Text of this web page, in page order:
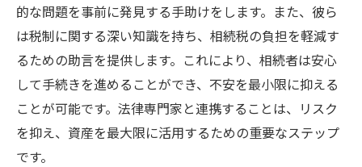
的な問題を事前に発見する手助けをします。また、彼ら
は税制に関する深い知識を持ち、相続税の負担を軽減す
るための助言を提供します。これにより、相続者は安心
して手続きを進めることができ、不安を最小限に抑える
ことが可能です。法律専門家と連携することは、リスク
を抑え、資産を最大限に活用するための重要なステップ
です。